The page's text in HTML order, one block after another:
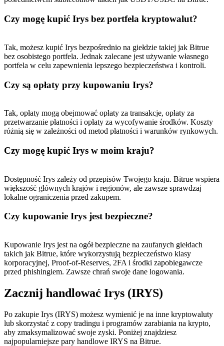
Czy mogę kupić Irys bez portfela kryptowalut?
Tak, możesz kupić Irys bezpośrednio na giełdzie takiej jak Bitrue
bez osobistego portfela. Jednak zalecane jest używanie własnego
portfela w celu zapewnienia lepszego bezpieczeństwa i kontroli.
Czy są opłaty przy kupowaniu Irys?
Tak, opłaty mogą obejmować opłaty za transakcje, opłaty za
przetwarzanie płatności i opłaty za wycofywanie środków. Koszty
różnią się w zależności od metod płatności i warunków rynkowych.
Czy mogę kupić Irys w moim kraju?
Dostępność Irys zależy od przepisów Twojego kraju. Bitrue wspiera
większość głównych krajów i regionów, ale zawsze sprawdzaj
lokalne ograniczenia przed zakupem.
Czy kupowanie Irys jest bezpieczne?
Kupowanie Irys jest na ogół bezpieczne na zaufanych giełdach
takich jak Bitrue, które wykorzystują bezpieczeństwo klasy
korporacyjnej, Proof-of-Reserves, 2FA i środki zapobiegawcze
przed phishingiem. Zawsze chrań swoje dane logowania.
Zacznij handlować Irys (IRYS)
Po zakupie Irys (IRYS) możesz wymienić je na inne kryptowaluty
lub skorzystać z copy tradingu i programów zarabiania na krypto,
aby zmaksymalizować swoje zyski. Poniżej znajdziesz
najpopularniejsze pary handlowe IRYS na Bitrue.